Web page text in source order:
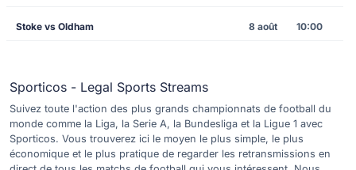
Stoke vs Oldham 8 août 10:00
Sporticos - Legal Sports Streams
Suivez toute l'action des plus grands championnats de football du
monde comme la Liga, la Serie A, la Bundesliga et la Ligue 1 avec
Sporticos. Vous trouverez ici le moyen le plus simple, le plus
économique et le plus pratique de regarder les retransmissions en